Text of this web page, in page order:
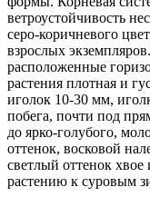
ветроустойчивость
серо-коричневого
взрослых
расположенные
растения плотная и
иголок 10-30 мм,
побега, почти под
до ярко-голубого,
оттенок, восковой
светлый оттенок хвое
растению к суровым